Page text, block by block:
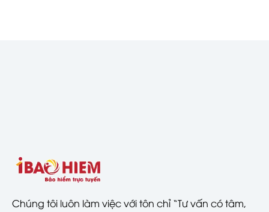
Chúng tôi luôn làm việc với tôn chỉ “Tư vấn có tâm,